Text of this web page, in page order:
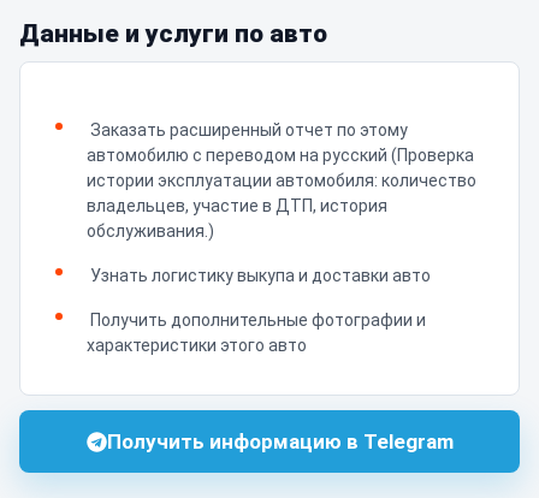
Данные и услуги по авто
Заказать расширенный отчет по этому
автомобилю с переводом на русский (Проверка
истории эксплуатации автомобиля: количество
владельцев, участие в ДТП, история
обслуживания.)
Узнать логистику выкупа и доставки авто
Получить дополнительные фотографии и
характеристики этого авто
Получить информацию в Telegram